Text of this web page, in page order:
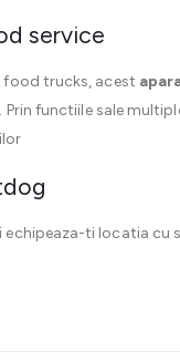
service
food trucks, acest
functiile sale
echipeaza-ti locatia cu